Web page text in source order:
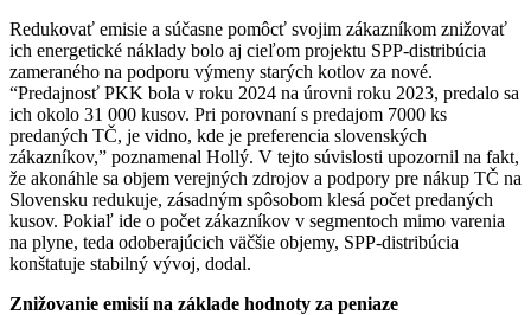
Redukovať emisie a súčasne pomôcť svojim zákazníkom znižovať
ich energetické náklady bolo aj cieľom projektu SPP-distribúcia
zameraného na podporu výmeny starých kotlov za nové.
“Predajnosť PKK bola v roku 2024 na úrovni roku 2023, predalo sa
ich okolo 31 000 kusov. Pri porovnaní s predajom 7000 ks
predaných TČ, je vidno, kde je preferencia slovenských
zákazníkov,” poznamenal Hollý. V tejto súvislosti upozornil na fakt,
že akonáhle sa objem verejných zdrojov a podpory pre nákup TČ na
Slovensku redukuje, zásadným spôsobom klesá počet predaných
kusov. Pokiaľ ide o počet zákazníkov v segmentoch mimo varenia
na plyne, teda odoberajúcich väčšie objemy, SPP-distribúcia
konštatuje stabilný vývoj, dodal.
Znižovanie emisií na základe hodnoty za peniaze